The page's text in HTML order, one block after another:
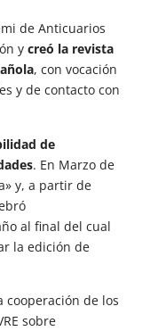
de Anticuarios
y creó la revista
, con vocación
y de contacto con
de
. En Marzo de
y, a partir de
al final del cual
la edición de
de los
sobre